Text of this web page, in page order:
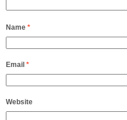
Name *
Email *
Website